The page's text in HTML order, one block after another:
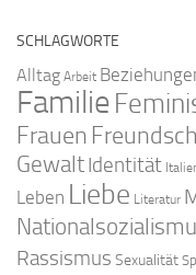
SCHLAGWORTE
Alltag Arbeit
Familie
Frauen
GewaltIdentität
Leben Liebe Literatur
Rassismus Sexualität